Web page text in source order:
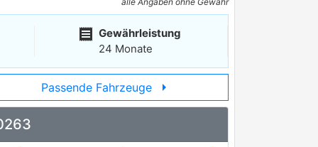
receipt Gewährleistung
24 Monate
Passende Fahrzeuge arrow_right